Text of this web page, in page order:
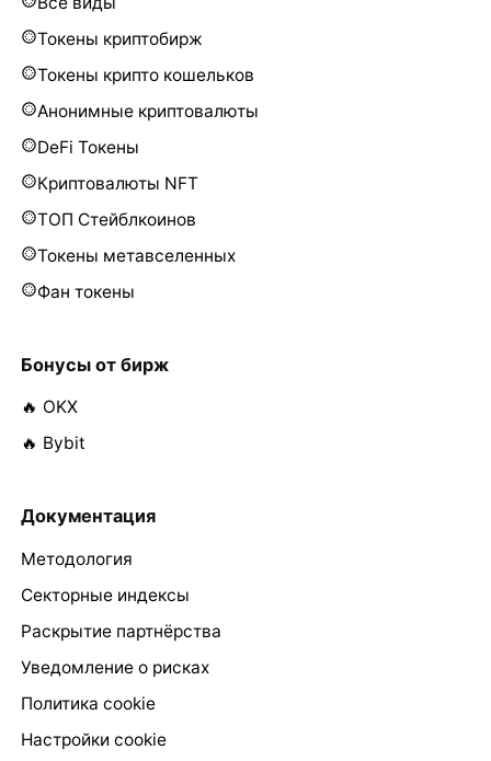
Токены криптобирж
Токены крипто кошельков
Анонимные криптовалюты
DeFi Токены
Криптовалюты NFT
ТОП Стейблкоинов
Токены метавселенных
Фан токены
Бонусы от бирж
🔥 OKX
🔥 Bybit
Документация
Методология
Секторные индексы
Раскрытие партнёрства
Уведомление о рисках
Политика cookie
Настройки cookie